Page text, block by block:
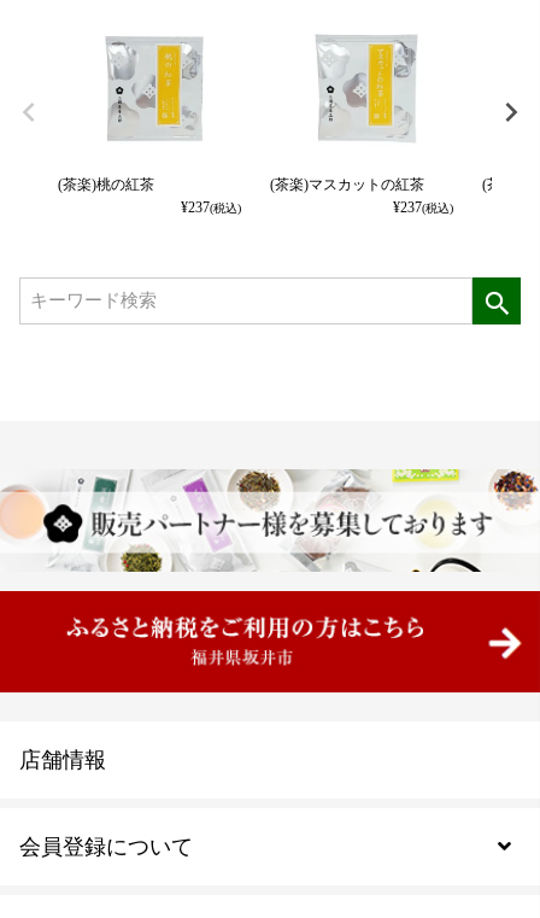
(茶楽)桃の紅茶
¥237(税込)
(茶楽)マスカットの紅茶
¥237(税込)
(茶楽)桃
会員登録について
店舗情報